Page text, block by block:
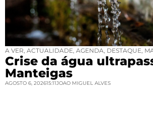
A VER, ACTUALIDADE, AGENDA, DESTAQUE,
Crise da água
Manteigas
AGOSTO 6, 202615:11JOAO MIGUEL ALVES